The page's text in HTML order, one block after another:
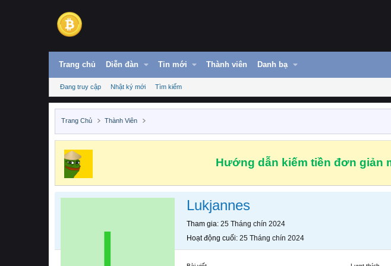
Trang chủ Diễn đàn Tin mới Thành viên Danh bạ
Đang truy cập Nhật ký mới Tìm kiếm
Trang Chủ Thành Viên
Hướng dẫn kiếm tiền đơn giản
Lukjannes
Tham gia 25 Tháng chín 2024
Hoạt động cuối 25 Tháng chín 2024